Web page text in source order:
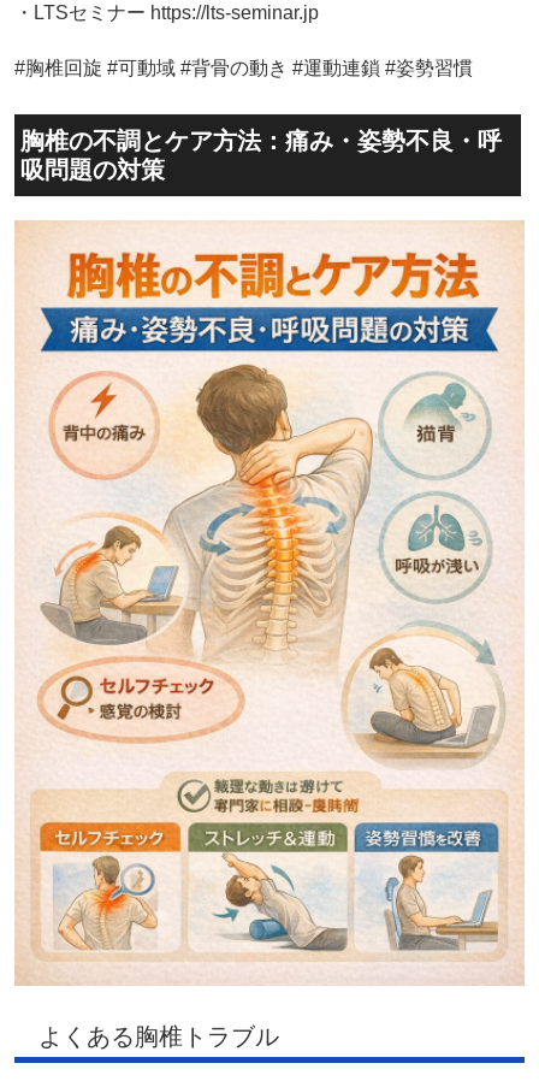
・LTSセミナー https://lts-seminar.jp
#胸椎回旋 #可動域 #背骨の動き #運動連鎖 #姿勢習慣
胸椎の不調とケア方法：痛み・姿勢不良・呼
吸問題の対策
よくある胸椎トラブル